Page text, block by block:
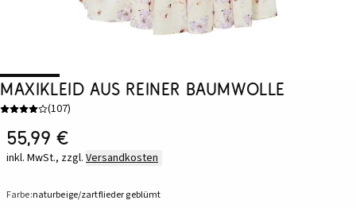
Maxikleid aus reiner Baumwolle
(107)
55,99 €
inkl. MwSt., zzgl. Versandkosten
Farbe:naturbeige/zartflieder geblümt